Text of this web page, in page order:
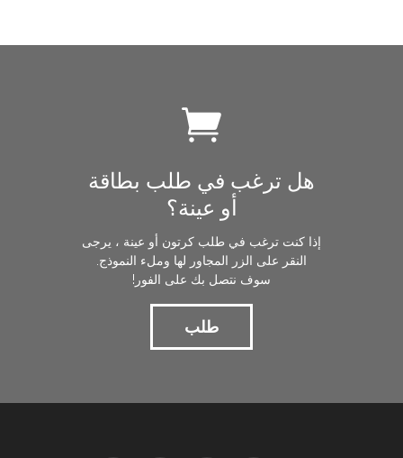
هل ترغب في طلب بطاقة
أو عينة؟
إذا كنت ترغب في طلب كرتون أو عينة ، يرجى
النقر على الزر المجاور لها وملء النموذج.
سوف نتصل بك على الفور!
طلب